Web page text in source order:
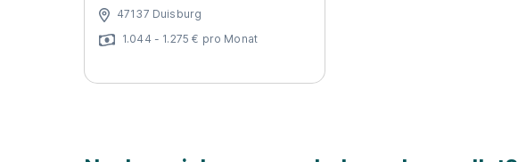
47137 Duisburg
1.044 - 1.275 € pro Monat